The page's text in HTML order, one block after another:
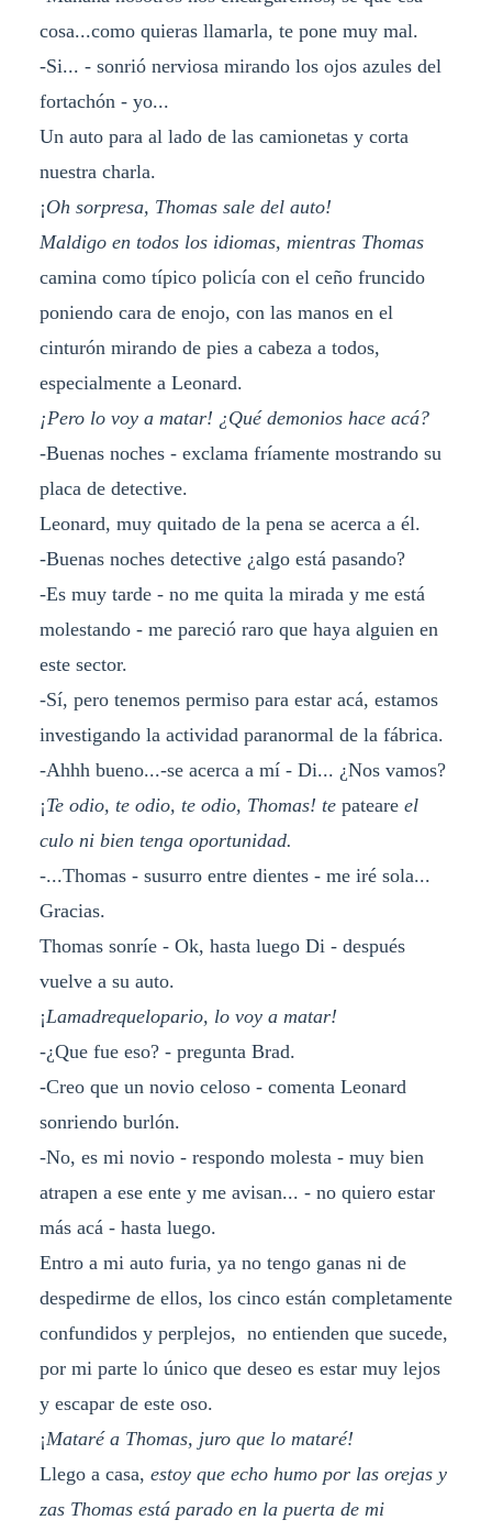
cosa...como quieras llamarla, te pone muy mal.
-Si... - sonrió nerviosa mirando los ojos azules del
fortachón - yo...
Un auto para al lado de las camionetas y corta
nuestra charla.
¡Oh sorpresa, Thomas sale del auto!
Maldigo en todos los idiomas, mientras Thomas
camina como típico policía con el ceño fruncido
poniendo cara de enojo, con las manos en el
cinturón mirando de pies a cabeza a todos,
especialmente a Leonard.
¡Pero lo voy a matar! ¿Qué demonios hace acá?
-Buenas noches - exclama fríamente mostrando su
placa de detective.
Leonard, muy quitado de la pena se acerca a él.
-Buenas noches detective ¿algo está pasando?
-Es muy tarde - no me quita la mirada y me está
molestando - me pareció raro que haya alguien en
este sector.
-Sí, pero tenemos permiso para estar acá, estamos
investigando la actividad paranormal de la fábrica.
-Ahhh bueno...-se acerca a mí - Di... ¿Nos vamos?
¡Te odio, te odio, te odio, Thomas! te pateareel
culo ni bien tenga oportunidad.
-...Thomas - susurro entre dientes - me iré sola...
Gracias.
Thomas sonríe - Ok, hasta luego Di - después
vuelve a su auto.
¡Lamadrequelopario, lo voy a matar!
-¿Que fue eso? - pregunta Brad.
-Creo que un novio celoso - comenta Leonard
sonriendo burlón.
-No, es mi novio - respondo molesta - muy bien
atrapen a ese ente y me avisan... - no quiero estar
más acá - hasta luego.
Entro a mi auto furia, ya no tengo ganas ni de
despedirme de ellos, los cinco están completamente
confundidos y perplejos, no entienden que sucede,
por mi parte lo único que deseo es estar muy lejos
y escapar de este oso.
¡Mataré a Thomas, juro que lo mataré!
Llego a casa, estoy que echo humo por las orejas y
zas Thomas está parado en la puerta de mi